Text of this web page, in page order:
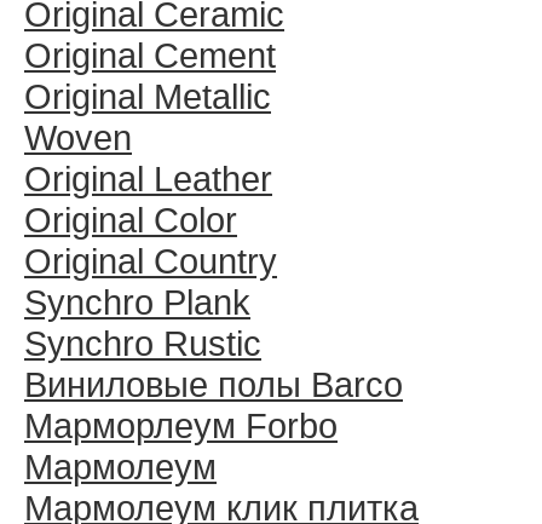
Original Ceramic
Original Cement
Original Metallic
Woven
Original Leather
Original Color
Original Country
Synchro Plank
Synchro Rustic
Виниловые полы Barco
Марморлеум Forbo
Мармолеум
Мармолеум клик плитка